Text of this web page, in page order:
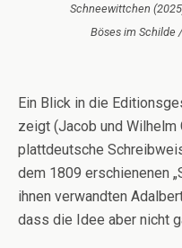
Schneewittchen
Böses im Schilde
Ein Blick in die
zeigt (Jacob und Wilhelm
plattdeutsche
dem 1809 erschienenen
ihnen verwandten
dass die Idee aber nicht